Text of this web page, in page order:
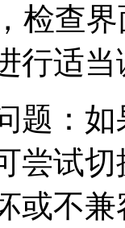
检查
行适当
：如
尝试
或不